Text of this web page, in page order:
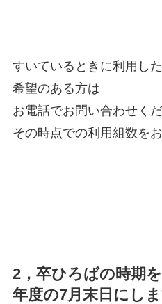
すいているときに利用した
希望のある方は
お電話でお問い合わせくだ
その時点での利用組数を
2，卒ひろばの時期を
年度の7月末日にしま